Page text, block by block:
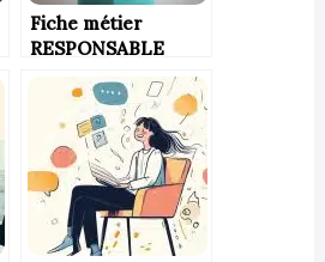
Fiche métier
RESPONSABLE
SUPPLY CHAIN